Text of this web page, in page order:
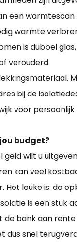
een
warmte
is dubbel
verouderd
bij de
voor persoonlijk
budget?
geld wilt u
kan veel
Het leuke is: de
is een stuk
de bank aan
dus snel